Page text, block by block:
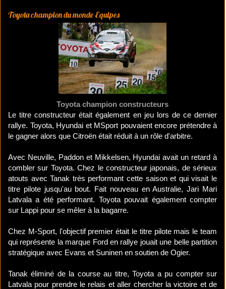
Toyota champion du monde Equipes
Toyota champion constructeurs
Le titre constructeur était également en jeu lors de ce dernier
rallye. Toyota, Hyundai et MSport pouvaient encore prétendre à
le gagner alors que Citroën était réduit à un rôle d'arbitre.
Avec Neuville, Paddon et Mikkelsen, Hyundai avait un retard à
combler sur Toyota. Chez le constructeur japonais, de sérieux
atouts avec Tanak très performant cette saison et qui visait le
titre pilote jusqu'au bout. Fait nouveau en Australie, Jari Mari
Latvala a été performant. Toyota pouvait également compter
sur Lappi pour se mêler à la bagarre.
Chez M-Sport, l'objectif premier était le titre pilote mais le team
qui représente la marque Ford en rallye jouait une belle partition
stratégique avec Evans et Suninen en soutien de Ogier.
Tanak éliminé de la course au titre, Toyota a pu compter sur
Latvala pour prendre le relais et aller chercher la victoire et de